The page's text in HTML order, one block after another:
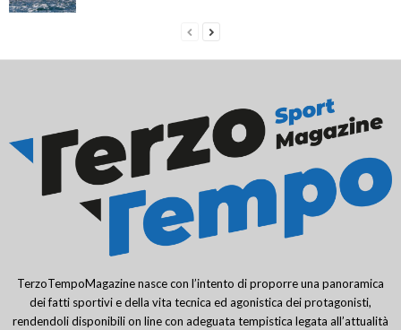
TerzoTempoMagazine nasce con l’intento di proporre una panoramica
dei fatti sportivi e della vita tecnica ed agonistica dei protagonisti,
rendendoli disponibili on line con adeguata tempistica legata all’attualità